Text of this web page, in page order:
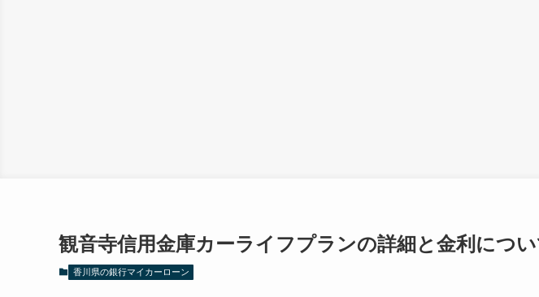
観音寺信用金庫カーライフプランの詳細と金利につい
香川県の銀行マイカーローン